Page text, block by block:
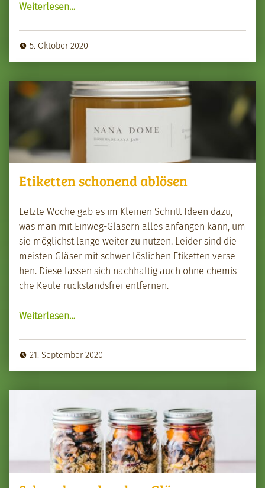
Weit­er­lesen…
5. Oktober 2020
Etiketten schonend ablösen
Let­zte Woche gab es im Kleinen Schritt Ideen dazu,
was man mit Ein­weg-Gläsern alles anfan­gen kann, um
sie möglichst lange weit­er zu nutzen. Lei­der sind die
meis­ten Gläs­er mit schw­er lös­lichen Etiket­ten verse­
hen. Diese lassen sich nach­haltig auch ohne chemis­
che Keule rück­stands­frei ent­fer­nen.
Weit­er­lesen…
21. September 2020